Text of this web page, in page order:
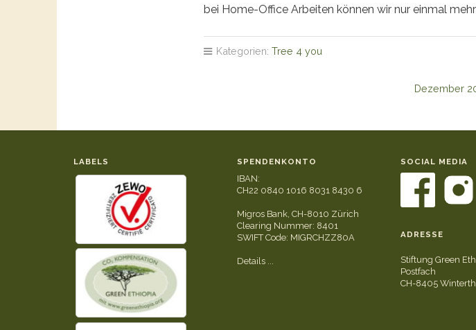
bei Home-Office Arbeiten können wir nur einmal
Kategorien:Tree 4 you
Dezember
LABELS SPENDENKONTO
IBAN:
CH22 0840 1016 8031 8430 6
Migros Bank, CH-8010 Zürich
Clearing Nummer: 8401
SWIFT Code: MIGRCHZZ80A
Details ...
SOCIAL MEDIA
ADRESSE
Stiftung Green
Postfach
CH-8405